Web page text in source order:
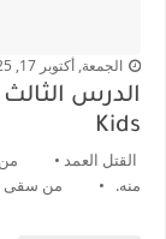
الجمعة, أكتوبر 17, 2025
Kids
القتل العمد •
منه. • من سقى